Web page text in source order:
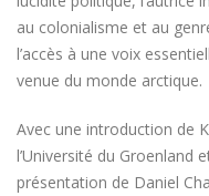
au colonialisme et au
l’accès à une voix
venue du monde arctique.
Avec une introduction de
l’Université du Groenland
présentation de Daniel